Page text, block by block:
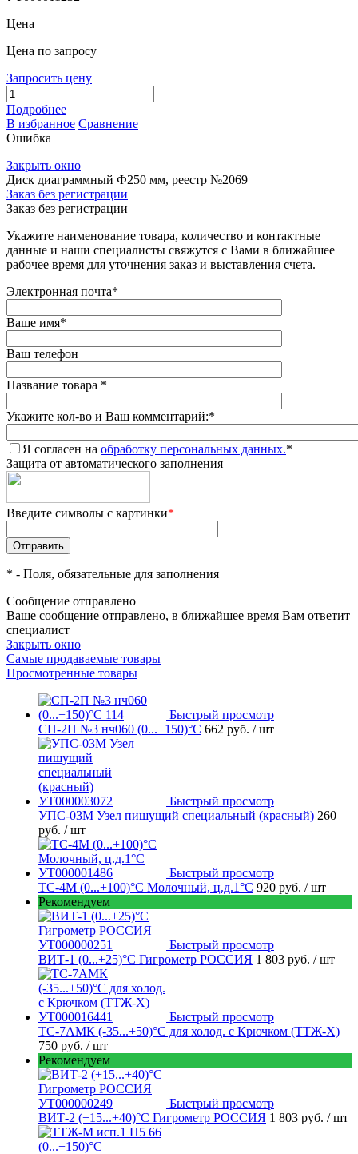
Цена
Цена по запросу
Запросить цену
Подробнее
В избранное Сравнение
Ошибка
Закрыть окно
Диск диаграммный Ф250 мм, реестр №2069
Заказ без регистрации
Заказ без регистрации
Укажите наименование товара, количество и контактные
данные и наши специалисты свяжутся с Вами в ближайшее
рабочее время для уточнения заказ и выставления счета.
Электронная почта*
Ваше имя*
Ваш телефон
Название товара *
Укажите кол-во и Ваш комментарий:*
Я согласен на обработку персональных данных.*
Защита от автоматического заполнения
Введите символы с картинки*
* - Поля, обязательные для заполнения
Сообщение отправлено
Ваше сообщение отправлено, в ближайшее время Вам ответит
специалист
Закрыть окно
Самые продаваемые товары
Просмотренные товары
Быстрый просмотр
СП-2П №3 нч060 (0...+150)°С 662 руб. / шт
Быстрый просмотр
УПС-03М Узел пишущий специальный (красный) 260
руб. / шт
Быстрый просмотр
ТС-4М (0...+100)°С Молочный, ц.д.1°С 920 руб. / шт
Рекомендуем
Быстрый просмотр
ВИТ-1 (0...+25)°С Гигрометр РОССИЯ 1 803 руб. / шт
Быстрый просмотр
ТС-7АМК (-35...+50)°С для холод. с Крючком (ТТЖ-Х)
750 руб. / шт
Рекомендуем
Быстрый просмотр
ВИТ-2 (+15...+40)°С Гигрометр РОССИЯ 1 803 руб. / шт